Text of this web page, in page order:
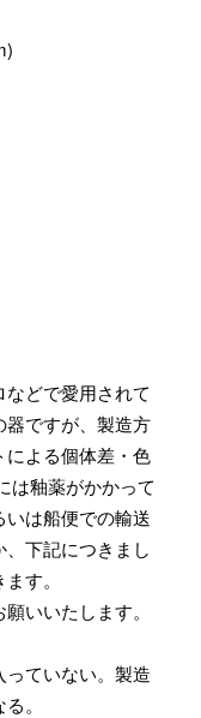
どで愛用されて
器ですが、製造方
よる個体差・色
は釉薬がかかって
は船便での輸送
下記につきまし
す。
いいたします。
っていない。製造
。